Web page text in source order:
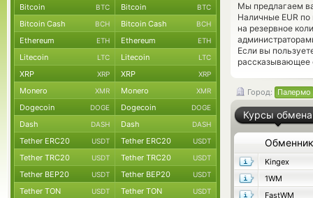
Мы предлагаем
Наличные EUR
на резервное
Если вы
рассказывающее
Город: Палермо
Курсы обмена
Обменник
Kingex
1WM
FastWM
Bitcoin BTC Bitcoin BTC
Bitcoin Cash BCH Bitcoin Cash BCH
Ethereum ETH Ethereum ETH
Litecoin LTC Litecoin LTC
XRP XRP XRP XRP
Monero XMR Monero XMR
Dogecoin DOGE Dogecoin DOGE
Dash DASH Dash DASH
Tether ERC20 USDT Tether ERC20 USDT
Tether TRC20 USDT Tether TRC20 USDT
Tether BEP20 USDT Tether BEP20 USDT
Tether TON USDT Tether TON USDT